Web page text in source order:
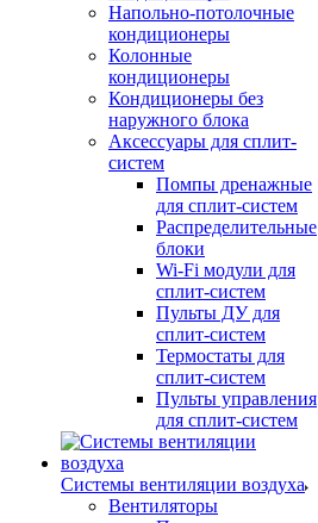
Напольно-потолочные
кондиционеры
Колонные
кондиционеры
Кондиционеры без
наружного блока
Аксессуары для сплит-
систем
Помпы дренажные
для сплит-систем
Распределительные
блоки
Wi-Fi модули для
сплит-систем
Пульты ДУ для
сплит-систем
Термостаты для
сплит-систем
Пульты управления
для сплит-систем
Системы вентиляции воздуха
Вентиляторы